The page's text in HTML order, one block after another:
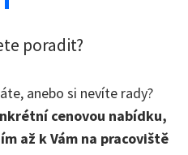
poradit?
anebo si nevíte rady?
cenovou nabídku,
až k Vám na pracoviště